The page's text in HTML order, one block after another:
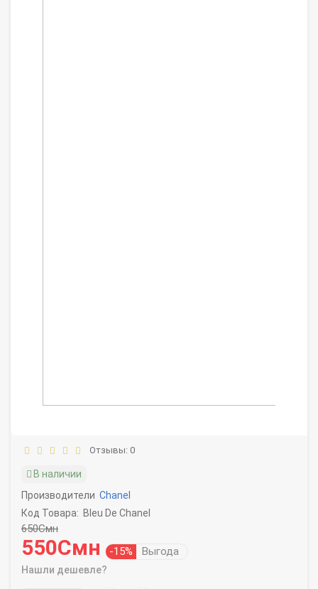
Отзывы: 0
В наличии
Производители Chanel
Код Товара: Bleu De Chanel
650Смн
550Смн -15% Выгода
Нашли дешевле?